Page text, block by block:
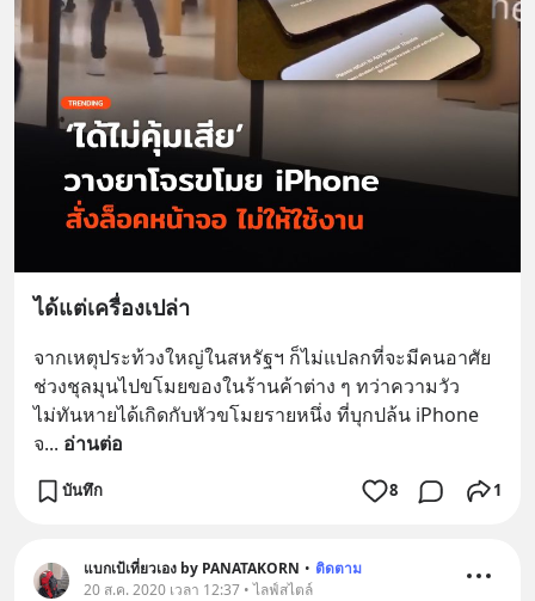
ได้แต่เครื่องเปล่า
จากเหตุประท้วงใหญ่ในสหรัฐฯ ก็ไม่แปลกที่จะมีคนอาศัย
ช่วงชุลมุนไปขโมยของในร้านค้าต่าง ๆ ทว่าความวัว
ไม่ทันหายได้เกิดกับหัวขโมยรายหนึ่ง ที่บุกปล้น iPhone
จ... อ่านต่อ
บันทึก 8 1
แบกเป้เที่ยวเอง by PANATAKORN • ติดตาม
20 ส.ค. 2020 เวลา 12:37 • ไลฟ์สไตล์